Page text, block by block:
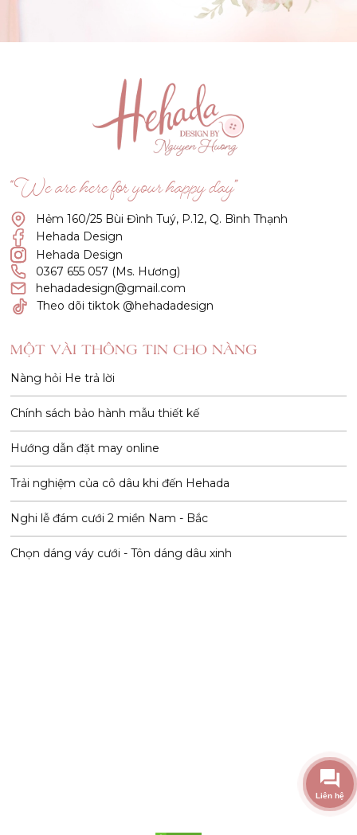
GẬT ĐẦU NHÉ NÀNG !
(Click vào đây để He và Nàng có 1 cuộc hẹn nà)
“We are here for your happy day”
Hẻm 160/25 Bùi Đình Tuý, P.12, Q. Bình Thạnh
Hehada Design
Hehada Design
0367 655 057 (Ms. Hương)
hehadadesign@gmail.com
Theo dõi tiktok @hehadadesign
MỘT VÀI THÔNG TIN CHO NÀNG
Nàng hỏi He trả lời
Chính sách bảo hành mẫu thiết kế
Hướng dẫn đặt may online
Trải nghiệm của cô dâu khi đến Hehada
Nghi lễ đám cưới 2 miền Nam - Bắc
Chọn dáng váy cưới - Tôn dáng dâu xinh